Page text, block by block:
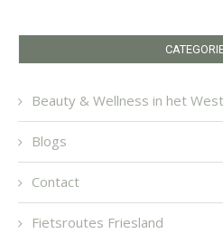
Beauty & Wellness in het
Blogs
Contact
Fietsroutes Friesland